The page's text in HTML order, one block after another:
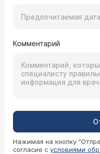
Комментарий
Нажимая на кнопку
согласие с условиями